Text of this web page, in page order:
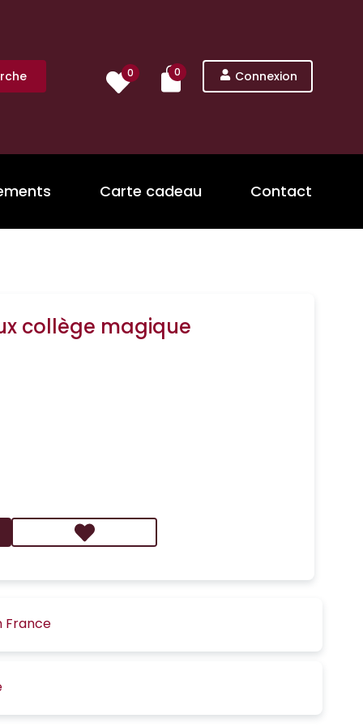
0 0 Connexion
Carte cadeau Contact
collège magique
France